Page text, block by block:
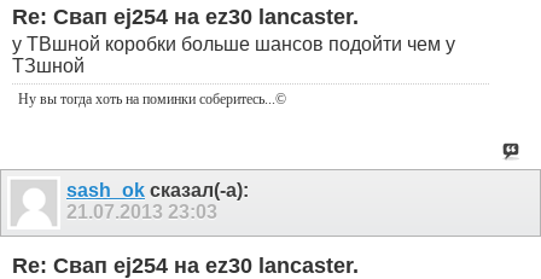
Re: Свап ej254 на ez30 lancaster.
у ТВшной коробки больше шансов подойти чем у
ТЗшной
Ну вы тогда хоть на поминки соберитесь...©
sash_ok сказал(-а):
21.07.2013 23:03
Re: Свап ej254 на ez30 lancaster.